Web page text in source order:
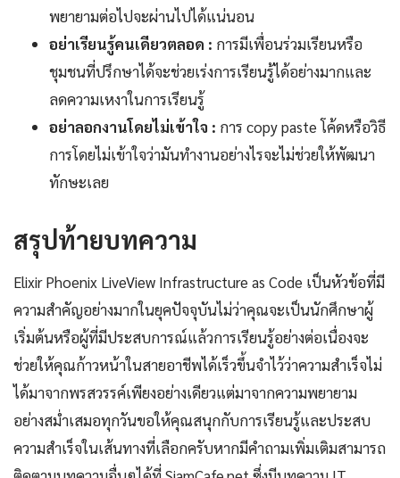
พยายามต่อไปจะผ่านไปได้แน่นอน
อย่าเรียนรู้คนเดียวตลอด : การมีเพื่อนร่วมเรียนหรือ
ชุมชนที่ปรึกษาได้จะช่วยเร่งการเรียนรู้ได้อย่างมากและ
ลดความเหงาในการเรียนรู้
อย่าลอกงานโดยไม่เข้าใจ : การ copy paste โค้ดหรือวิธี
การโดยไม่เข้าใจว่ามันทำงานอย่างไรจะไม่ช่วยให้พัฒนา
ทักษะเลย
สรุปท้ายบทความ
Elixir Phoenix LiveView Infrastructure as Code เป็นหัวข้อที่มี
ความสำคัญอย่างมากในยุคปัจจุบันไม่ว่าคุณจะเป็นนักศึกษาผู้
เริ่มต้นหรือผู้ที่มีประสบการณ์แล้วการเรียนรู้อย่างต่อเนื่องจะ
ช่วยให้คุณก้าวหน้าในสายอาชีพได้เร็วขึ้นจำไว้ว่าความสำเร็จไม่
ได้มาจากพรสวรรค์เพียงอย่างเดียวแต่มาจากความพยายาม
อย่างสม่ำเสมอทุกวันขอให้คุณสนุกกับการเรียนรู้และประสบ
ความสำเร็จในเส้นทางที่เลือกครับหากมีคำถามเพิ่มเติมสามารถ